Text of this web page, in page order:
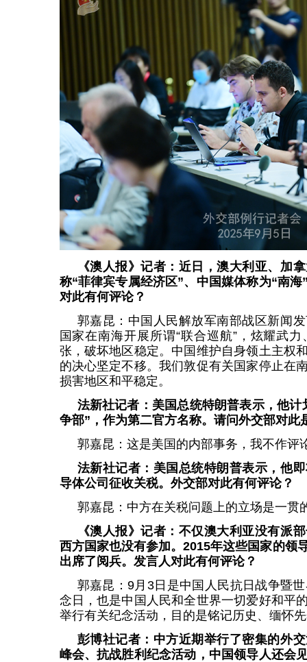
《澳人报》记者：近日，澳大利亚、加
称“菲律宾专属经济区”、中国媒体称为“南
对此有何评论？
郭嘉昆：中国人民解放军南部战区新闻
国家在南海开展所谓“联合巡航”，炫耀武
张，破坏地区稳定。中国维护自身领土主权
的决心坚定不移。我们敦促有关国家停止在
损害地区和平稳定。
法新社记者：美国总统特朗普表示，他
争部”，作为第二官方名称。请问外交部对此
郭嘉昆：这是美国的内部事务，我不作评
法新社记者：美国总统特朗普表示，他
导体公司征收关税。外交部对此有何评论？
郭嘉昆：中方在关税问题上的立场是一贯
《澳人报》记者：不仅澳大利亚没有派
西方国家也没有参加。2015年这些国家的领
出席了阅兵。发言人对此有何评论？
郭嘉昆：9月3日是中国人民抗日战争暨
念日，也是中国人民和全世界一切爱好和平
举行有关纪念活动，目的是铭记历史、缅怀
彭博社记者：中方近期举行了密集的外
峰会、抗战胜利纪念活动，中国领导人还会